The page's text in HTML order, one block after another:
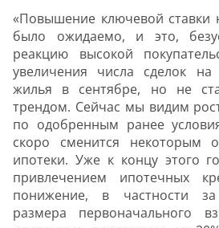
«Повышение ключевой
было ожидаемо, и это,
реакцию высокой
увеличения числа сделок
жилья в сентябре, но не
трендом. Сейчас мы видим
по одобренным ранее
скоро сменится некоторым
ипотеки. Уже к концу этого
привлечением ипотечных
понижение, в частности
размера первоначального